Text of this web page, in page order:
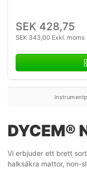
SEK 428,75
SEK 343,00 Exkl. moms
DYCEM®
Vi erbjuder ett brett
halksäkra mattor, non-